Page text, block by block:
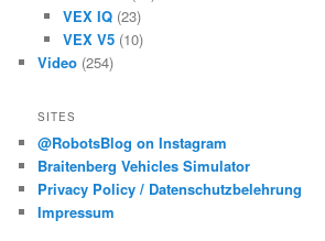
VEX IQ(23)
VEX V5(10)
Video (254)
SITES
@RobotsBlog on Instagram
Braitenberg Vehicles Simulator
Privacy Policy / Datenschutzbelehrung
Impressum